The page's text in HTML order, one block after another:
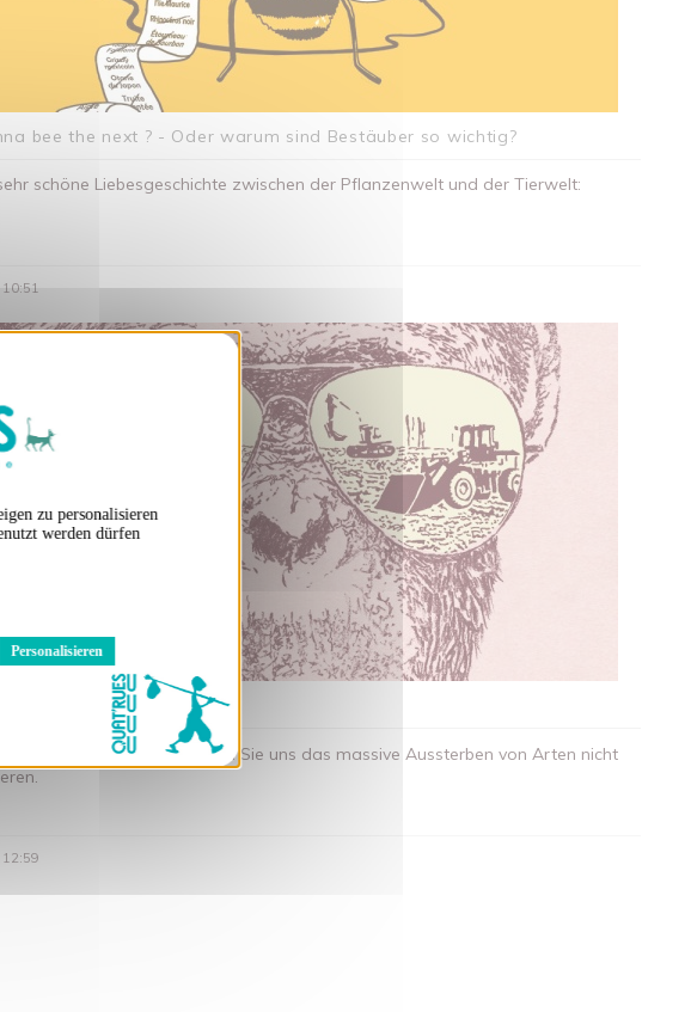
zu personalisieren
werden dürfen
Personalisieren
bee the next ? - Oder warum sind Bestäuber so wichtig?
schöne Liebesgeschichte zwischen der Pflanzenwelt und der Tierwelt:
"Homo Eradicus" - Lassen Sie uns das massive Aussterben von Arten nicht